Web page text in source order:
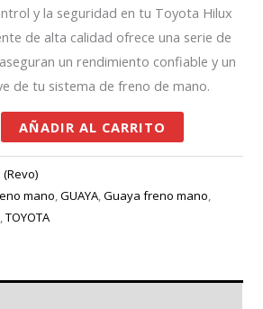
y la seguridad en tu Toyota Hilux
de alta calidad ofrece una serie de
un rendimiento confiable y un
de tu sistema de freno de mano.
AÑADIR AL CARRITO
mano,GUAYA,Guaya freno mano,
,TOYOTA